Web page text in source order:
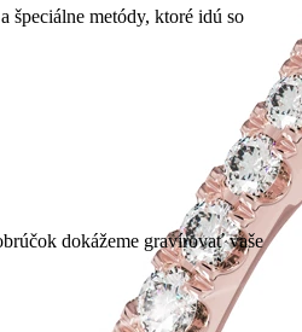
špeciálne metódy, ktoré idú so
dokážeme gravírovať vaše